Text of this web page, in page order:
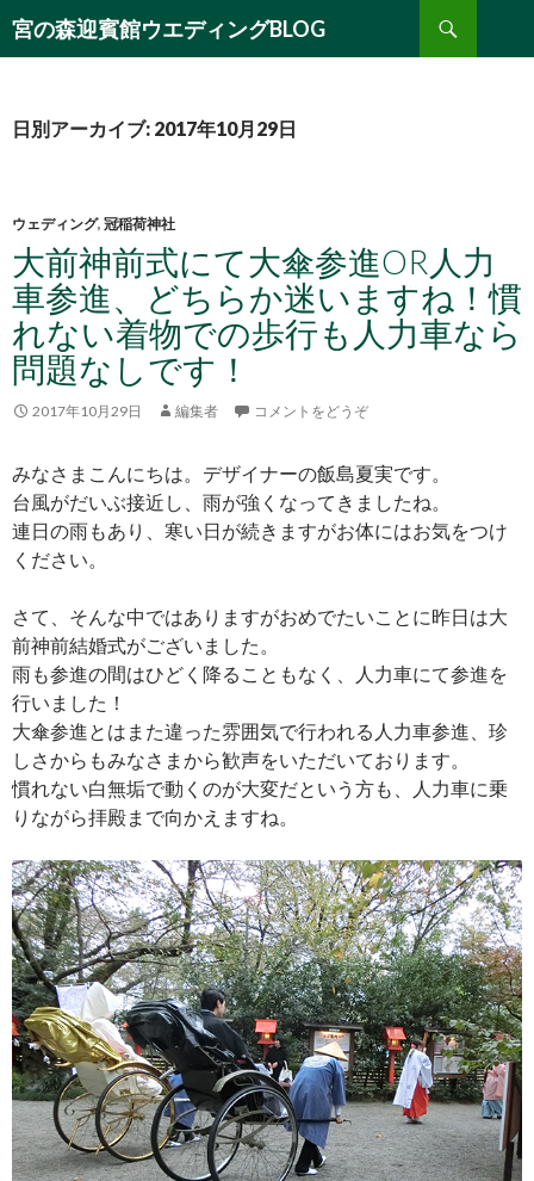
宮の森迎賓館ウエディングBLOG
検
索
ン
動
日別アーカイブ: 2017年10月29日
ウェディング, 冠稲荷神社
大前神前式にて大傘参進OR人力
車参進、どちらか迷いますね！慣
れない着物での歩行も人力車なら
問題なしです！
2017年10月29日 編集者 コメントをどうぞ
みなさまこんにちは。デザイナーの飯島夏実です。
台風がだいぶ接近し、雨が強くなってきましたね。
連日の雨もあり、寒い日が続きますがお体にはお気をつけ
ください。
さて、そんな中ではありますがおめでたいことに昨日は大
前神前結婚式がございました。
雨も参進の間はひどく降ることもなく、人力車にて参進を
行いました！
大傘参進とはまた違った雰囲気で行われる人力車参進、珍
しさからもみなさまから歓声をいただいております。
慣れない白無垢で動くのが大変だという方も、人力車に乗
りながら拝殿まで向かえますね。